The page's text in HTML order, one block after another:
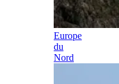
Europe
du
Nord